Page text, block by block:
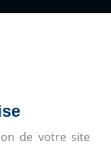
de votre site